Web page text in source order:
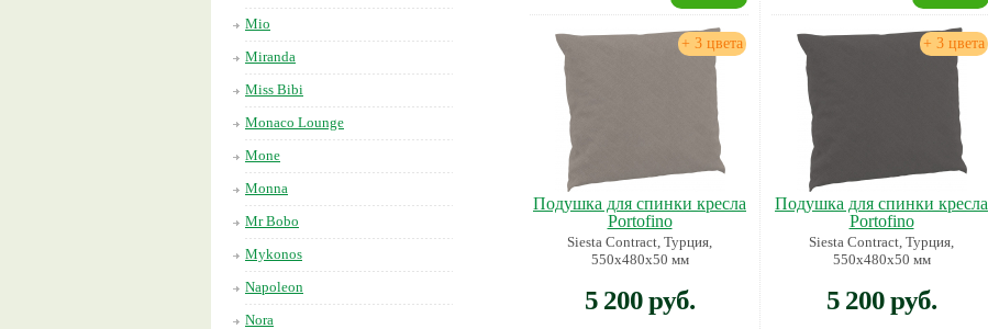
Mio
Miranda
Miss Bibi
Monaco Lounge
Mone
Monna
Mr Bobo
Mykonos
Napoleon
Nora
+ 3 цвета
Подушка для спинки кресла
Portofino
Siesta Contract, Турция,
550х480х50 мм
5 200 руб.
+ 3 цвета
Подушка для спинки кресла
Portofino
Siesta Contract, Турция,
550х480х50 мм
5 200 руб.